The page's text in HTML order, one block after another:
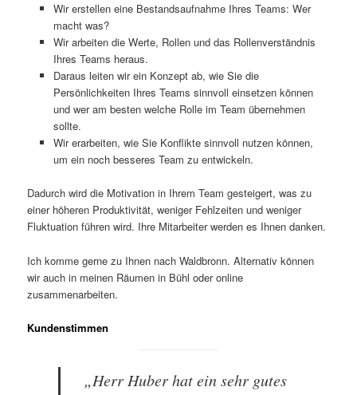
Wir erstellen eine Bestandsaufnahme Ihres Teams: Wer
macht was?
Wir arbeiten die Werte, Rollen und das Rollenverständnis
Ihres Teams heraus.
Daraus leiten wir ein Konzept ab, wie Sie die
Persönlichkeiten Ihres Teams sinnvoll einsetzen können
und wer am besten welche Rolle im Team übernehmen
sollte.
Wir erarbeiten, wie Sie Konflikte sinnvoll nutzen können,
um ein noch besseres Team zu entwickeln.
Dadurch wird die Motivation in Ihrem Team gesteigert, was zu
einer höheren Produktivität, weniger Fehlzeiten und weniger
Fluktuation führen wird. Ihre Mitarbeiter werden es Ihnen danken.
Ich komme gerne zu Ihnen nach Waldbronn. Alternativ können
wir auch in meinen Räumen in Bühl oder online
zusammenarbeiten.
Kundenstimmen
„Herr Huber hat ein sehr gutes